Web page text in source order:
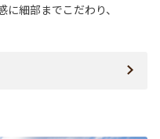
細部までこだわり、